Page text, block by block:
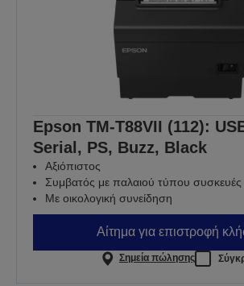
Epson TM-T88VII (112):
Serial, PS, Buzz, Black
Αξιόπιστος
Συμβατός με παλαιού τύπου συσκευές
Με οικολογική συνείδηση
Αίτημα για επιστροφή
Σημεία πώλησης